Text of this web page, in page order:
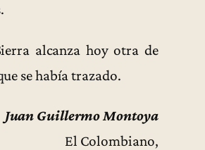
alcanza hoy otra de
se había trazado.
Juan Guillermo Montoya
El Colombiano,